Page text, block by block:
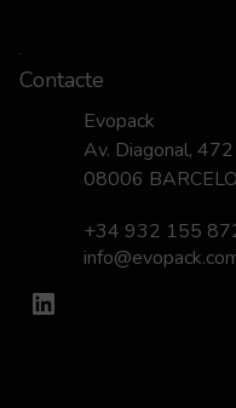
Contacte
Evopack
Av. Diagonal,
08006
+34 932 155
LinkedIn